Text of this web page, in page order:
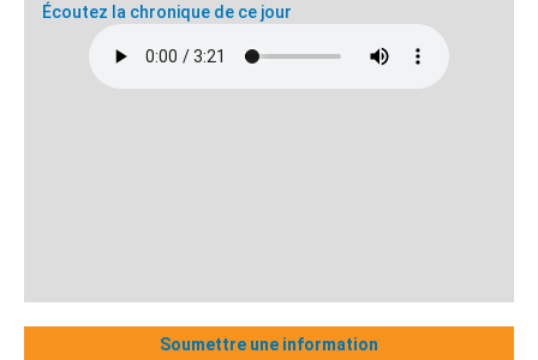
Écoutez la chronique de ce jour
Soumettre une information